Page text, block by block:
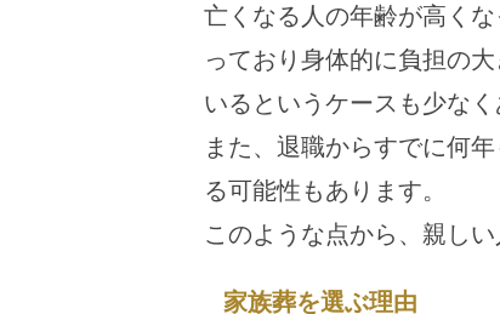
亡くなる人の年齢が高く
っており身体的に負担の
いるというケースも少なく
また、退職からすでに何
る可能性もあります。
このような点から、親し
家族葬を選ぶ理由